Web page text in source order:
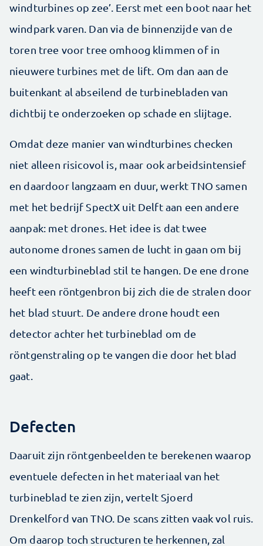
windturbines op zee’. Eerst met een boot naar het
windpark varen. Dan via de binnenzijde van de
toren tree voor tree omhoog klimmen of in
nieuwere turbines met de lift. Om dan aan de
buitenkant al abseilend de turbinebladen van
dichtbij te onderzoeken op schade en slijtage.
Omdat deze manier van windturbines checken
niet alleen risicovol is, maar ook arbeidsintensief
en daardoor langzaam en duur, werkt TNO samen
met het bedrijf SpectX uit Delft aan een andere
aanpak: met drones. Het idee is dat twee
autonome drones samen de lucht in gaan om bij
een windturbineblad stil te hangen. De ene drone
heeft een röntgenbron bij zich die de stralen door
het blad stuurt. De andere drone houdt een
detector achter het turbineblad om de
röntgenstraling op te vangen die door het blad
gaat.
Defecten
Daaruit zijn röntgenbeelden te berekenen waarop
eventuele defecten in het materiaal van het
turbineblad te zien zijn, vertelt Sjoerd
Drenkelford van TNO. De scans zitten vaak vol ruis.
Om daarop toch structuren te herkennen, zal